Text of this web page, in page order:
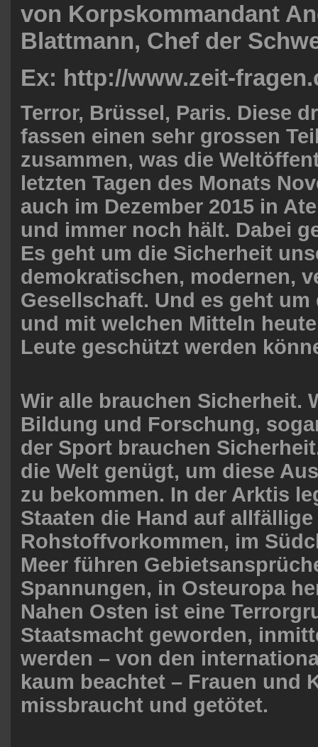
von Korpskommandant
Blattmann, Chef der
Ex: http://www.zeit-
Terror, Brüssel, Paris. Diese
fassen einen sehr grossen
zusammen, was die
letzten Tagen des Monats
auch im Dezember 2015 in
und immer noch hält. Dabei
Es geht um die Sicherheit
demokratischen, modernen,
Gesellschaft. Und es geht um
und mit welchen Mitteln
Leute geschützt werden
Wir alle brauchen Sicherheit.
Bildung und Forschung,
der Sport brauchen
die Welt genügt, um diese
zu bekommen. In der Arktis
Staaten die Hand auf allfällige
Rohstoffvorkommen, im
Meer führen
Spannungen, in Osteuropa
Nahen Osten ist eine
Staatsmacht geworden,
werden – von den
kaum beachtet – Frauen und
missbraucht und getötet.